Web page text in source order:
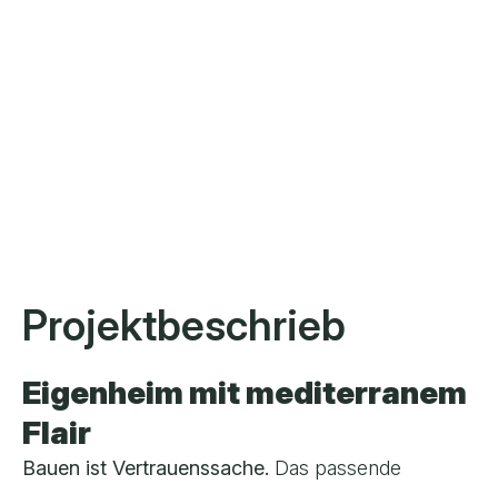
Projektbeschrieb
Eigenheim mit mediterranem
Flair
Bauen ist Vertrauenssache. Das passende